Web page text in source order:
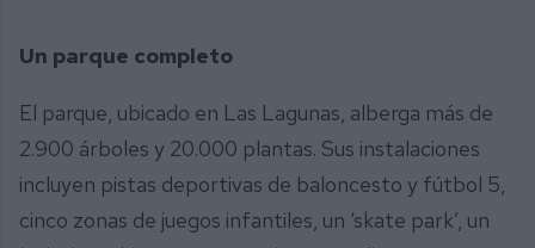
Un parque completo
El parque, ubicado en Las Lagunas, alberga más de
2.900 árboles y 20.000 plantas. Sus instalaciones
incluyen pistas deportivas de baloncesto y fútbol 5,
cinco zonas de juegos infantiles, un ‘skate park’, un